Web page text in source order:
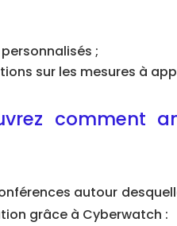
;
sur les mesures à
comment
autour
grâce à Cyberwatch :